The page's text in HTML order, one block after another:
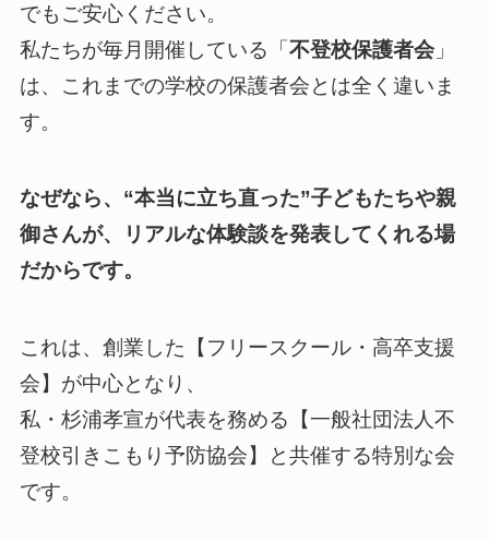
でもご安心ください。
私たちが毎月開催している「不登校保護者会」
は、これまでの学校の保護者会とは全く違いま
す。
なぜなら、“本当に立ち直った”子どもたちや親
御さんが、リアルな体験談を発表してくれる場
だからです。
これは、創業した【フリースクール・高卒支援
会】が中心となり、
私・杉浦孝宣が代表を務める【一般社団法人不
登校引きこもり予防協会】と共催する特別な会
です。